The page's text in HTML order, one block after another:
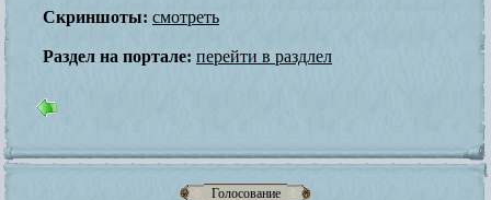
Голосование
Скриншоты: смотреть
Раздел на портале: перейти в раздлел